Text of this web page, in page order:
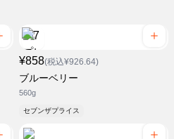
¥858(税込¥926.64)
ブルーベリー
560g
セブンザプライス